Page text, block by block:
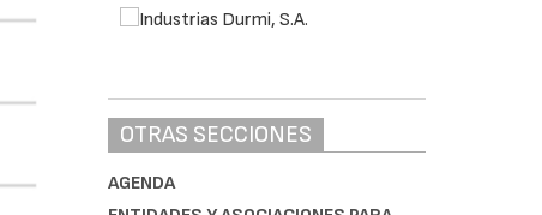
OTRAS SECCIONES
AGENDA